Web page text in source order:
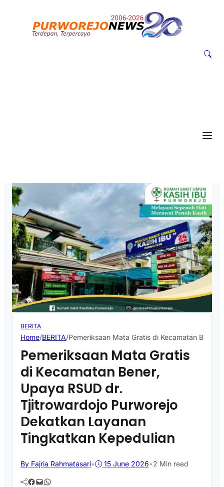
BERITA
Home/BERITA/Pemeriksaan Mata Gratis di Kecamatan
Pemeriksaan Mata Gratis
di Kecamatan Bener,
Upaya RSUD dr.
Tjitrowardojo Purworejo
Dekatkan Layanan
Tingkatkan Kepedulian
By Fajria Rahmatasari• 15 June 2026•2 Min read
Facebook Mail WhatsApp